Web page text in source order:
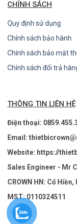
CHÍNH SÁCH
Quy định sử dụng
Chính sách bảo hành
Chính sách bảo mật
Chính sách đổi trả
THÔNG TIN LIÊN HỆ
Điện thoại:
Email:
Website: https://
Sales Engineer - Mr
CROWN HN: Cổ
MST: 0110324511